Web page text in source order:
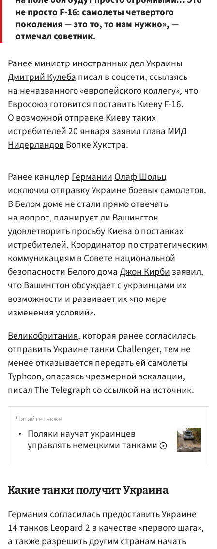
не просто F-16: самолеты четвертого
поколения — это то, то нам нужно», —
отмечал советник.
Ранее министр иностранных дел Украины
Дмитрий Кулебаписал в соцсети, ссылаясь
на неназванного «европейского коллегу», что
Евросоюзготовится поставить Киеву F-16.
О возможной отправке Киеву таких
истребителей 20 января заявил глава МИД
НидерландовВопке Хукстра.
Ранее канцлерГерманииОлаф Шольц
исключил отправку Украине боевых самолетов.
В Белом доме не стали прямо отвечать
на вопрос, планирует лиВашингтон
удовлетворить просьбу Киева о поставках
истребителей. Координатор по стратегическим
коммуникациям в Совете национальной
безопасности Белого домаДжон Кирбизаявил,
что Вашингтон обсуждает с украинцами их
возможности и развивает их «по мере
изменения условий».
Великобритания, которая ранее согласилась
отправить Украине танки Challenger, тем не
менее отказывается передать ей самолеты
Typhoon, опасаясь чрезмерной эскалации,
писал The Telegraph со ссылкой на источник.
Читайте также
Поляки научат украинцев
управлять немецкими танками
Какие танки получит Украина
Германия согласилась предоставить Украине
14 танков Leopard 2 в качестве «первого шага»,
а также разрешить другим странам начать